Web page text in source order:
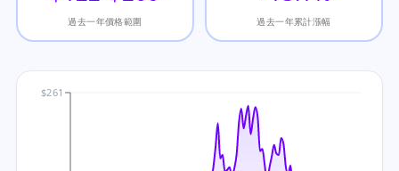
過去一年價格範圍 過去一年累計漲幅
$261